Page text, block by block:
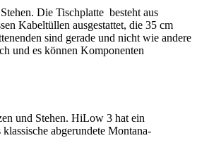
Die Tischplatte besteht aus
Kabeltüllen ausgestattet, die 35 cm
sind gerade und nicht wie andere
und es können Komponenten
und Stehen. HiLow 3 hat ein
abgerundete Montana-